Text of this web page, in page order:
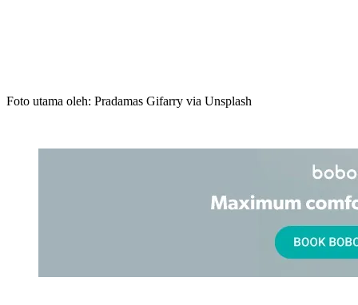
Foto utama oleh: Pradamas Gifarry via Unsplash